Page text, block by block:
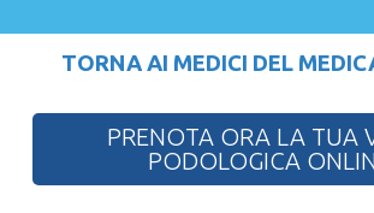
TORNA AI MEDICI DEL
PRENOTA ORA LA TUA
PODOLOGICA